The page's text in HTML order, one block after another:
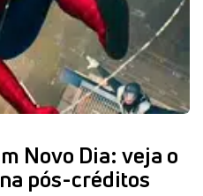
Novo Dia: veja o
pós-créditos